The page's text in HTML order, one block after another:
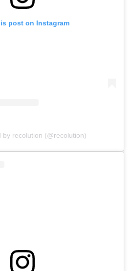
post on Instagram
by recolution (@recolution)